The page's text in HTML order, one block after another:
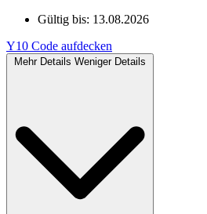
Gültig bis: 13.08.2026
Y10 Code aufdecken
Mehr Details Weniger Details